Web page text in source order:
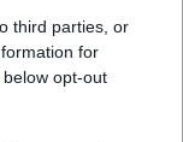
third parties, or
for
opt-out
- Testata
8/2020 - RG N.